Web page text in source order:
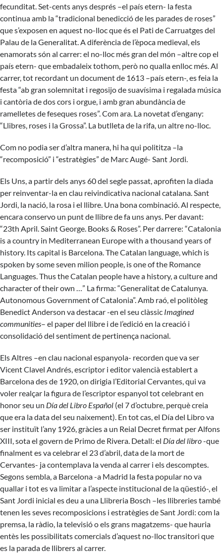
fecunditat. Set-cents anys després –el país etern- la festa
continua amb la “tradicional benedicció de les parades de roses”
que s’exposen en aquest no-lloc que és el Pati de Carruatges del
Palau de la Generalitat. A diferència de l’època medieval, els
enamorats són al carrer: el no-lloc més gran del món –altre cop el
país etern- que embadaleix tothom, però no qualla enlloc més. Al
carrer, tot recordant un document de 1613 –país etern-, es feia la
festa “ab gran solemnitat i regosijo de suavísima i regalada música
i cantòria de dos cors i orgue, i amb gran abundància de
ramelletes de feseques roses”. Com ara. La novetat d’engany:
“Llibres, roses i la Grossa”. La butlleta de la rifa, un altre no-lloc.
Com no podia ser d’altra manera, hi ha qui polititza –la
“recomposició” i “estratègies” de Marc Augé- Sant Jordi.
Els Uns, a partir dels anys 60 del segle passat, aprofiten la diada
per reinventar-la en clau reivindicativa nacional catalana. Sant
Jordi, la nació, la rosa i el llibre. Una bona combinació. Al respecte,
encara conservo un punt de llibre de fa uns anys. Per davant:
“23th April. Saint George. Books & Roses”. Per darrere: “Catalonia
is a country in Mediterranean Europe with a thousand years of
history. Its capital is Barcelona. The Catalan language, which is
spoken by some seven milion people, is one of the Romance
Languages. Thus the Catalan people have a history, a culture and
character of their own …” La firma: “Generalitat de Catalunya.
Autonomous Government of Catalonia”. Amb raó, el politòleg
Benedict Anderson va destacar -en el seu clàssic Imagined
communities– el paper del llibre i de l’edició en la creació i
consolidació del sentiment de pertinença nacional.
Els Altres –en clau nacional espanyola- recorden que va ser
Vicent Clavel Andrés, escriptor i editor valencià establert a
Barcelona des de 1920, on dirigia l’Editorial Cervantes, qui va
voler realçar la figura de l’escriptor espanyol tot celebrant en
honor seu un Día del Libro Español (el 7 d’octubre, perquè creia
que era la data del seu naixement). En tot cas, el Día del Libro va
ser instituït l’any 1926, gràcies a un Reial Decret firmat per Alfons
XIII, sota el govern de Primo de Rivera. Detall: el Día del libro-que
finalment es va celebrar el 23 d’abril, data de la mort de
Cervantes- ja contemplava la venda al carrer i els descomptes.
Segons sembla, a Barcelona -a Madrid la festa popular no va
quallar i tot es va limitar a l’aspecte institucional de la qüestió-, el
Sant Jordi inicial es deu a una Llibreria Bosch –les llibreries també
tenen les seves recomposicions i estratègies de Sant Jordi: com la
premsa, la ràdio, la televisió o els grans magatzems- que hauria
entès les possibilitats comercials d’aquest no-lloc transitori que
es la parada de llibrers al carrer.